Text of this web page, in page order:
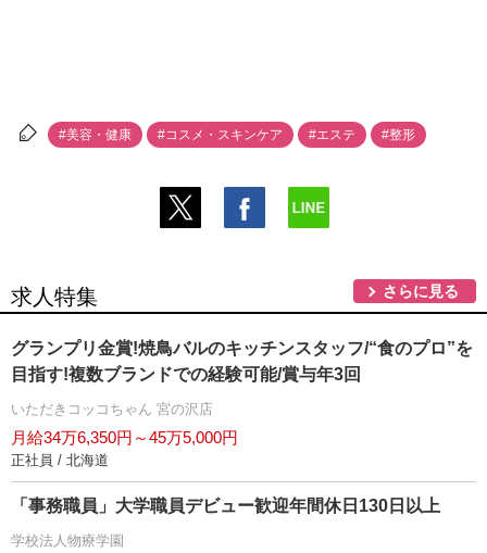
#美容・健康 #コスメ・スキンケア #エステ #整形
求人特集 さらに見る
グランプリ金賞!焼鳥バルのキッチンスタッフ/“食のプロ”を
目指す!複数ブランドでの経験可能/賞与年3回
いただきコッコちゃん 宮の沢店
月給34万6,350円～45万5,000円
正社員 / 北海道
「事務職員」大学職員デビュー歓迎年間休日130日以上
学校法人物療学園